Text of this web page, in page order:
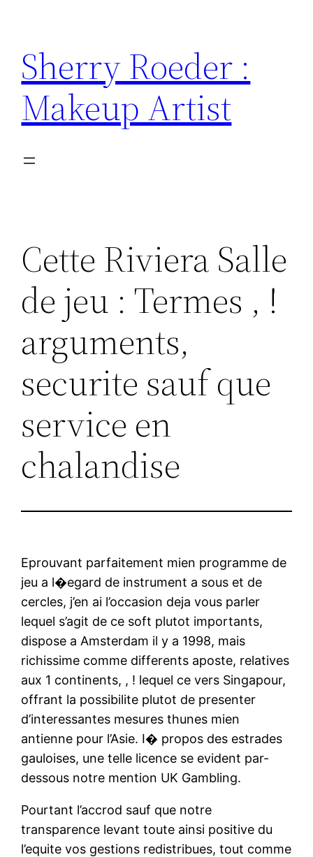
content
Sherry Roeder :
Makeup Artist
Cette Riviera Salle
de jeu : Termes , !
arguments,
securite sauf que
service en
chalandise
Eprouvant parfaitement mien programme de
jeu a l�egard de instrument a sous et de
cercles, j’en ai l’occasion deja vous parler
lequel s’agit de ce soft plutot importants,
dispose a Amsterdam il y a 1998, mais
richissime comme differents aposte, relatives
aux 1 continents, , ! lequel ce vers Singapour,
offrant la possibilite plutot de presenter
d’interessantes mesures thunes mien
antienne pour l’Asie. I� propos des estrades
gauloises, une telle licence se evident par-
dessous notre mention UK Gambling.
Pourtant l’accrod sauf que notre
transparence levant toute ainsi positive du
l’equite vos gestions redistribues, tout comme